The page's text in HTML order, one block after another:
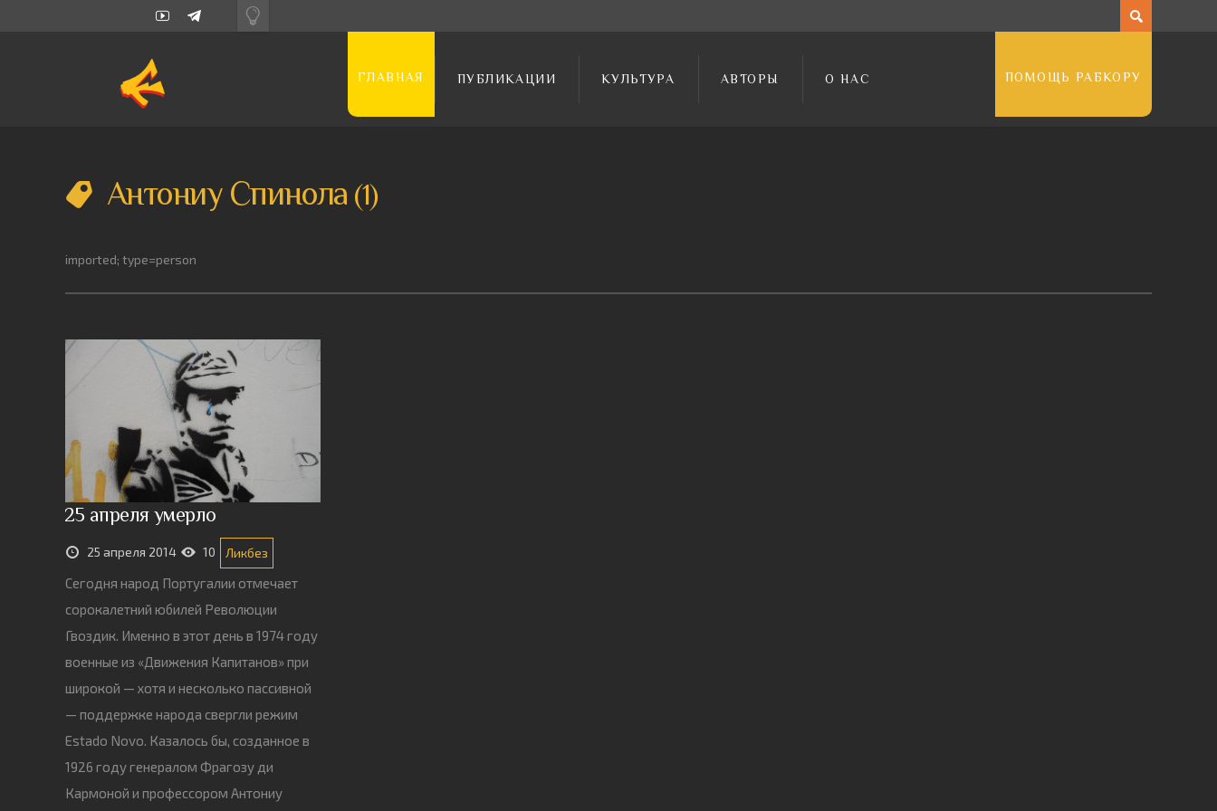
ГЛАВНАЯ ПУБЛИКАЦИИ КУЛЬТУРА АВТОРЫ О НАС ПОМОЩЬ РАБКОРУ
Антониу Спинола 1
imported; type=person
25 апреля умерло
25 апреля 2014 10 Ликбез
Сегодня народ Португалии отмечает
сорокалетний юбилей Революции
Гвоздик. Именно в этот день в 1974 году
военные из «Движения Капитанов» при
широкой — хотя и несколько пассивной
— поддержке народа свергли режим
Estado Novo. Казалось бы, созданное в
1926 году генералом Фрагозу ди
Кармоной и профессором Антониу